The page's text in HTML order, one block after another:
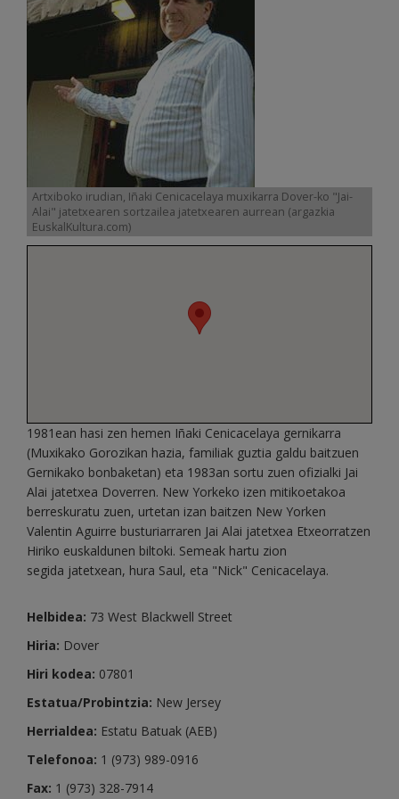
Artxiboko irudian, Iñaki Cenicacelaya muxikarra Dover-ko "Jai-
Alai" jatetxearen sortzailea jatetxearen aurrean (argazkia
EuskalKultura.com)
1981ean hasi zen hemen Iñaki Cenicacelaya gernikarra
(Muxikako Gorozikan hazia, familiak guztia galdu baitzuen
Gernikako bonbaketan) eta 1983an sortu zuen ofizialki Jai
Alai jatetxea Doverren. New Yorkeko izen mitikoetakoa
berreskuratu zuen, urtetan izan baitzen New Yorken
Valentin Aguirre busturiarraren Jai Alai jatetxea Etxeorratzen
Hiriko euskaldunen biltoki. Semeak hartu zion
segida jatetxean, hura Saul, eta "Nick" Cenicacelaya.
Helbidea: 73 West Blackwell Street
Hiria: Dover
Hiri kodea: 07801
Estatua/Probintzia: New Jersey
Herrialdea: Estatu Batuak (AEB)
Telefonoa: 1 (973) 989-0916
Fax: 1 (973) 328-7914